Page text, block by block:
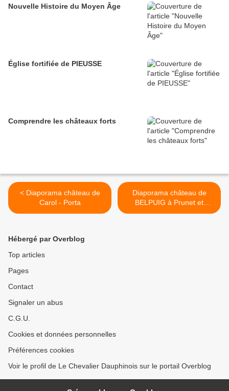
Nouvelle Histoire du Moyen Âge
Église fortifiée de PIEUSSE
Comprendre les châteaux forts
< Diaporama château de
Carol - Porta
Diaporama château de
BELPUIG à Prunet et
Belpuig >
Hébergé par Overblog
Top articles
Pages
Contact
Signaler un abus
C.G.U.
Cookies et données personnelles
Préférences cookies
Voir le profil de Le Chevalier Dauphinois sur le portail Overblog